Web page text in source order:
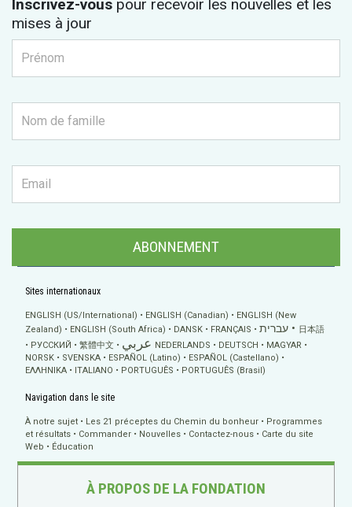
Inscrivez-vous pour recevoir les nouvelles et les
mises à jour
ABONNEMENT
Sites internationaux
ENGLISH (US/International) ENGLISH (Canadian)
ENGLISH (New
Zealand)
ENGLISH (South Africa) DANSK FRANÇAIS עברית
日本語
РУССКИЙ
繁體中文 عربي NEDERLANDS DEUTSCH
MAGYAR
NORSK
SVENSKA ESPAÑOL (Latino)
ESPAÑOL (Castellano)
ΕΛΛΗΝΙΚA
ITALIANO PORTUGUÊS PORTUGUÊS (Brasil)
Navigation dans le site
À notre sujet Les 21 préceptes du Chemin du bonheur
Programmes
et résultats
Commander Nouvelles Contactez-nous
Carte du site
Web
Éducation
À PROPOS DE LA FONDATION